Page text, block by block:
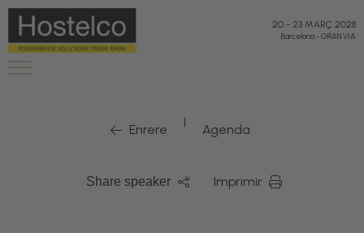
20 - 23 MARÇ 2028
Barcelona-GRAN VIA
Enrere | Agenda
Share speaker Imprimir